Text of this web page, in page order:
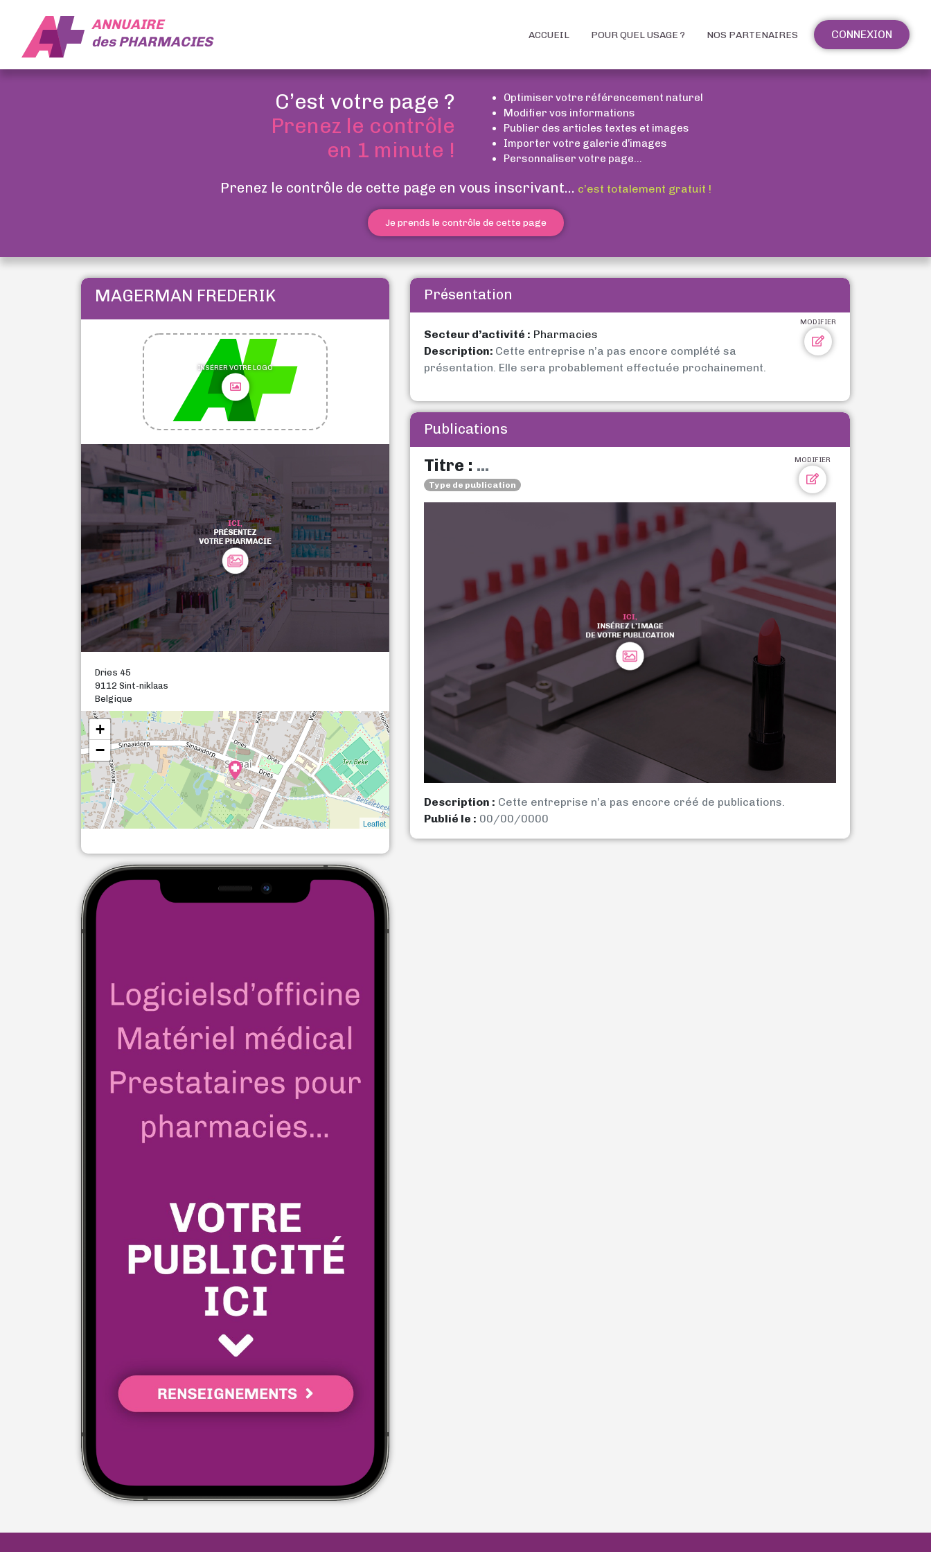
ANNUAIRE
desPHARMACIES ACCUEIL POUR QUEL USAGE ? NOS PARTENAIRES CONNEXION
C’est votre page ?
Prenez le contrôle
en 1 minute !
Optimiser votre référencement naturel
Modifier vos informations
Publier des articles textes et images
Importer votre galerie d’images
Personnaliser votre page...
Prenez le contrôle de cette page en vous inscrivant... c’est totalement gratuit !
Je prends le contrôle de cette page
MAGERMAN FREDERIK
INSÉRER VOTRE LOGO
Dries 45
9112 Sint-niklaas
Belgique
+
−
Leaflet
Présentation
MODIFIER
Secteur d’activité : Pharmacies
Description: Cette entreprise n’a pas encore complété sa
présentation. Elle sera probablement effectuée prochainement.
Publications
MODIFIER
Titre : ...
Type de publication
Description : Cette entreprise n’a pas encore créé de publications.
Publié le : 00/00/0000